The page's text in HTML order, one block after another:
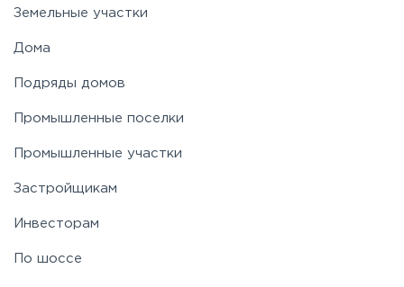
Носовихинское
Рогачёвское
Земельные участки
Дома
Подряды домов
Промышленные поселки
Промышленные участки
Застройщикам
Инвесторам
По шоссе